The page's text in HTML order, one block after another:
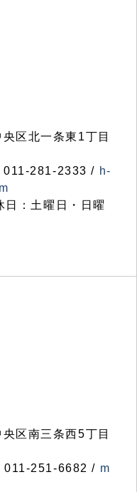
区北一条東1丁目
011-281-2333 / h-
：土曜日・日曜
区南三条西5丁目
011-251-6682 / m